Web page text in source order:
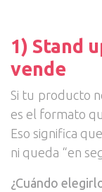
1) Stand
vende
Si tu producto
es el formato
Eso significa
ni queda “en
¿Cuándo